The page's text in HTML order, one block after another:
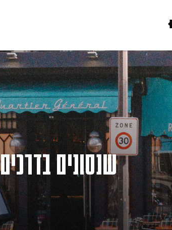
שנסונים בדרכים